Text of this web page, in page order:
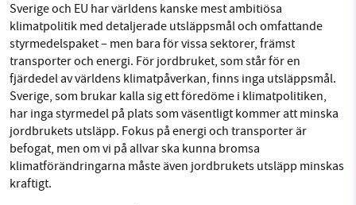
Sverige och EU har världens kanske mest ambitiösa
klimatpolitik med detaljerade utsläppsmål och omfattande
styrmedelspaket – men bara för vissa sektorer, främst
transporter och energi. För jordbruket, som står för en
fjärdedel av världens klimatpåverkan, finns inga utsläppsmål.
Sverige, som brukar kalla sig ett föredöme i klimatpolitiken,
har inga styrmedel på plats som väsentligt kommer att minska
jordbrukets utsläpp. Fokus på energi och transporter är
befogat, men om vi på allvar ska kunna bromsa
klimatförändringarna måste även jordbrukets utsläpp minskas
kraftigt.
vill hjälpa oss.
Stötta vårt arbete genom att swisha en slant till
1231368703
Läs vad vi vill göra